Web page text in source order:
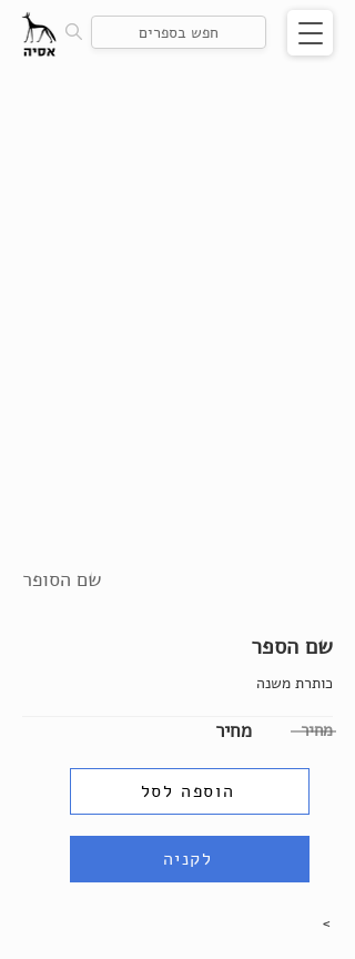
שם הסופר
שם הספר
כותרת משנה
מחיר מחיר
הוספה לסל
לקניה
>